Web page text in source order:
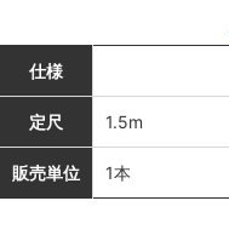
仕様
定尺 1.5m
販売単位 1本